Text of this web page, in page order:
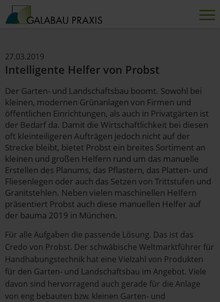
27.03.2019
Intelligente Helfer von Probst
Der Garten- und Landschaftsbau boomt. Sowohl bei
kleinen, modernen Grünanlagen von Firmen und
öffentlichen Einrichtungen, als auch in Privatgärten ist
der Bedarf da. Damit die Wirtschaftlichkeit bei diesen
oft kleinteiligeren Aufträgen jedoch nicht auf der
Strecke bleibt, bietet Probst ein breites Sortiment an
kleinen und großen Helfern rund um das manuelle
Erstellen des Planums, das Pflastern, das Platten- und
Fliesenlegen oder auch das Setzen von Trittstufen und
Granitstehlen. Neben vielen maschinellen Helfern
präsentiert Probst auch diese manuellen Helfer auf
der bauma 2019 in München.
Für alle Aufgaben die passende Lösung. Das ist das
Credo von Probst. Der schwäbische Weltmarktführer für
Handhabungstechnik hat eine Vielzahl von Produkten
für den Garten- und Landschaftsbau im Angebot. Viele
davon sind hervorragend auch gerade für die Anlage
von eng bebauten bzw. kleinen Garten- und